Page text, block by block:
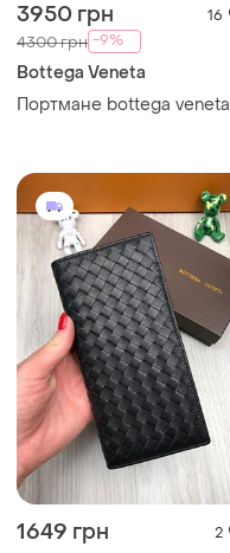
3950 грн 16
4300 грн -9%
Bottega Veneta
Портмане bottega veneta
1649 грн 2